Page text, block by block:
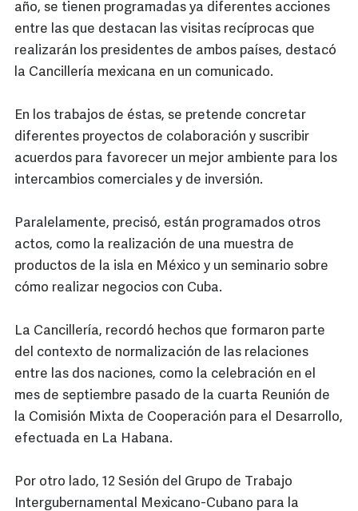
año, se tienen programadas ya diferentes acciones
entre las que destacan las visitas recíprocas que
realizarán los presidentes de ambos países, destacó
la Cancillería mexicana en un comunicado.
En los trabajos de éstas, se pretende concretar
diferentes proyectos de colaboración y suscribir
acuerdos para favorecer un mejor ambiente para los
intercambios comerciales y de inversión.
Paralelamente, precisó, están programados otros
actos, como la realización de una muestra de
productos de la isla en México y un seminario sobre
cómo realizar negocios con Cuba.
La Cancillería, recordó hechos que formaron parte
del contexto de normalización de las relaciones
entre las dos naciones, como la celebración en el
mes de septiembre pasado de la cuarta Reunión de
la Comisión Mixta de Cooperación para el Desarrollo,
efectuada en La Habana.
Por otro lado, 12 Sesión del Grupo de Trabajo
Intergubernamental Mexicano-Cubano para la